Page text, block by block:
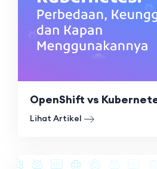
Lihat Artikel